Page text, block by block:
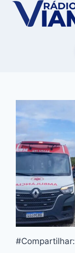
#Compartilhar: